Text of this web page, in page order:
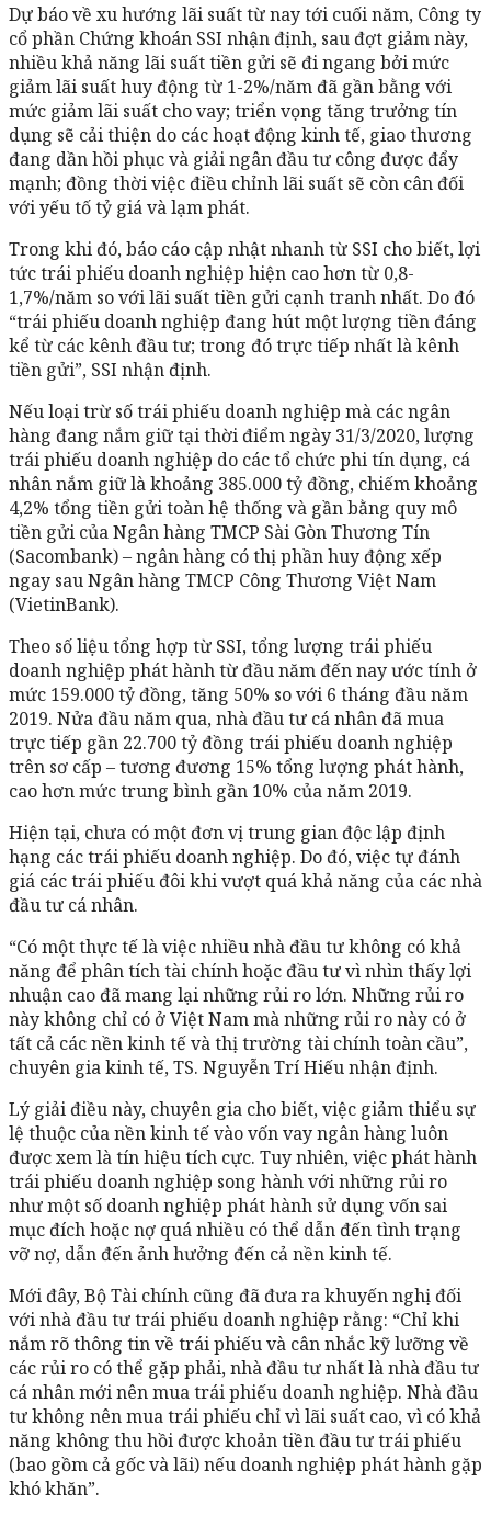
Dự báo về xu hướng lãi suất từ nay tới cuối năm, Công ty
cổ phần Chứng khoán SSI nhận định, sau đợt giảm này,
nhiều khả năng lãi suất tiền gửi sẽ đi ngang bởi mức
giảm lãi suất huy động từ 1-2%/năm đã gần bằng với
mức giảm lãi suất cho vay; triển vọng tăng trưởng tín
dụng sẽ cải thiện do các hoạt động kinh tế, giao thương
đang dần hồi phục và giải ngân đầu tư công được đẩy
mạnh; đồng thời việc điều chỉnh lãi suất sẽ còn cân đối
với yếu tố tỷ giá và lạm phát.
Trong khi đó, báo cáo cập nhật nhanh từ SSI cho biết, lợi
tức trái phiếu doanh nghiệp hiện cao hơn từ 0,8-
1,7%/năm so với lãi suất tiền gửi cạnh tranh nhất. Do đó
“trái phiếu doanh nghiệp đang hút một lượng tiền đáng
kể từ các kênh đầu tư; trong đó trực tiếp nhất là kênh
tiền gửi”, SSI nhận định.
Nếu loại trừ số trái phiếu doanh nghiệp mà các ngân
hàng đang nắm giữ tại thời điểm ngày 31/3/2020, lượng
trái phiếu doanh nghiệp do các tổ chức phi tín dụng, cá
nhân nắm giữ là khoảng 385.000 tỷ đồng, chiếm khoảng
4,2% tổng tiền gửi toàn hệ thống và gần bằng quy mô
tiền gửi của Ngân hàng TMCP Sài Gòn Thương Tín
(Sacombank) – ngân hàng có thị phần huy động xếp
ngay sau Ngân hàng TMCP Công Thương Việt Nam
(VietinBank).
Theo số liệu tổng hợp từ SSI, tổng lượng trái phiếu
doanh nghiệp phát hành từ đầu năm đến nay ước tính ở
mức 159.000 tỷ đồng, tăng 50% so với 6 tháng đầu năm
2019. Nửa đầu năm qua, nhà đầu tư cá nhân đã mua
trực tiếp gần 22.700 tỷ đồng trái phiếu doanh nghiệp
trên sơ cấp – tương đương 15% tổng lượng phát hành,
cao hơn mức trung bình gần 10% của năm 2019.
Hiện tại, chưa có một đơn vị trung gian độc lập định
hạng các trái phiếu doanh nghiệp. Do đó, việc tự đánh
giá các trái phiếu đôi khi vượt quá khả năng của các nhà
đầu tư cá nhân.
“Có một thực tế là việc nhiều nhà đầu tư không có khả
năng để phân tích tài chính hoặc đầu tư vì nhìn thấy lợi
nhuận cao đã mang lại những rủi ro lớn. Những rủi ro
này không chỉ có ở Việt Nam mà những rủi ro này có ở
tất cả các nền kinh tế và thị trường tài chính toàn cầu”,
chuyên gia kinh tế, TS. Nguyễn Trí Hiếu nhận định.
Lý giải điều này, chuyên gia cho biết, việc giảm thiểu sự
lệ thuộc của nền kinh tế vào vốn vay ngân hàng luôn
được xem là tín hiệu tích cực. Tuy nhiên, việc phát hành
trái phiếu doanh nghiệp song hành với những rủi ro
như một số doanh nghiệp phát hành sử dụng vốn sai
mục đích hoặc nợ quá nhiều có thể dẫn đến tình trạng
vỡ nợ, dẫn đến ảnh hưởng đến cả nền kinh tế.
Mới đây, Bộ Tài chính cũng đã đưa ra khuyến nghị đối
với nhà đầu tư trái phiếu doanh nghiệp rằng: “Chỉ khi
nắm rõ thông tin về trái phiếu và cân nhắc kỹ lưỡng về
các rủi ro có thể gặp phải, nhà đầu tư nhất là nhà đầu tư
cá nhân mới nên mua trái phiếu doanh nghiệp. Nhà đầu
tư không nên mua trái phiếu chỉ vì lãi suất cao, vì có khả
năng không thu hồi được khoản tiền đầu tư trái phiếu
(bao gồm cả gốc và lãi) nếu doanh nghiệp phát hành gặp
khó khăn”.